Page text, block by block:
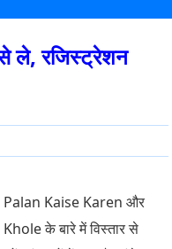
ले, रजिस्ट्रेशन
Palan Kaise Karen और
के बारे में विस्तार से